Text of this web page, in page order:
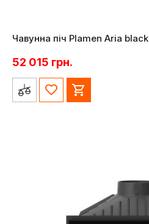
Чавунна піч Plamen Aria black
52 015 грн.